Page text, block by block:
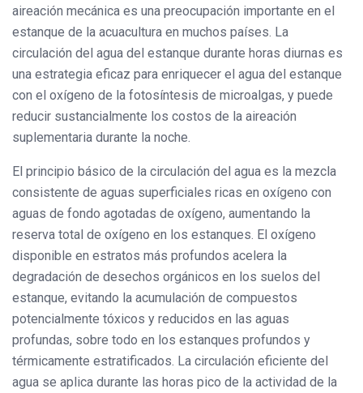
aireación mecánica es una preocupación importante en el
estanque de la acuacultura en muchos países. La
circulación del agua del estanque durante horas diurnas es
una estrategia eficaz para enriquecer el agua del estanque
con el oxígeno de la fotosíntesis de microalgas, y puede
reducir sustancialmente los costos de la aireación
suplementaria durante la noche.
El principio básico de la circulación del agua es la mezcla
consistente de aguas superficiales ricas en oxígeno con
aguas de fondo agotadas de oxígeno, aumentando la
reserva total de oxígeno en los estanques. El oxígeno
disponible en estratos más profundos acelera la
degradación de desechos orgánicos en los suelos del
estanque, evitando la acumulación de compuestos
potencialmente tóxicos y reducidos en las aguas
profundas, sobre todo en los estanques profundos y
térmicamente estratificados. La circulación eficiente del
agua se aplica durante las horas pico de la actividad de la